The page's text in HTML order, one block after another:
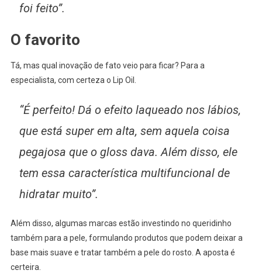
foi feito”.
O favorito
Tá, mas qual inovação de fato veio para ficar? Para a
especialista, com certeza o Lip Oil.
“É perfeito! Dá o efeito laqueado nos lábios,
que está super em alta, sem aquela coisa
pegajosa que o gloss dava. Além disso, ele
tem essa característica multifuncional de
hidratar muito”.
Além disso, algumas marcas estão investindo no queridinho
também para a pele, formulando produtos que podem deixar a
base mais suave e tratar também a pele do rosto. A aposta é
certeira.